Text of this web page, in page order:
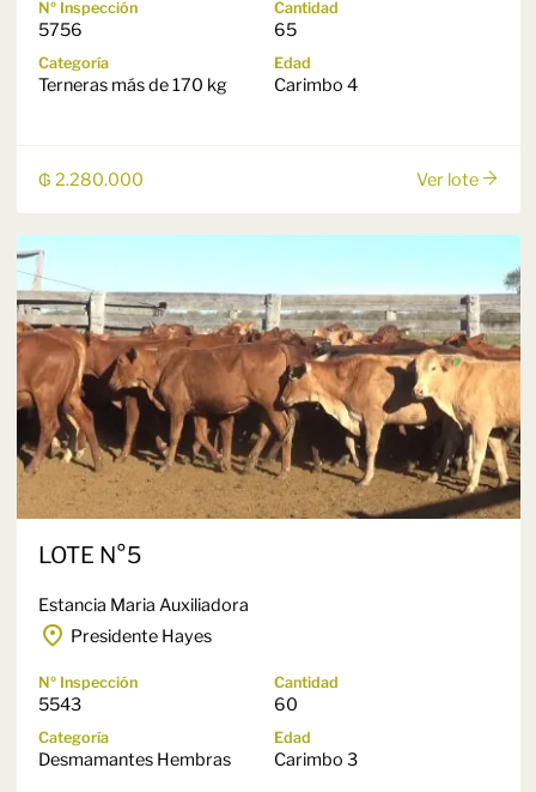
Nº Inspección
5756
Cantidad
65
Categoría
Terneras más de 170 kg
Edad
Carimbo 4
₲ 2.280.000 Ver lote
LOTE N°5
Estancia Maria Auxiliadora
Presidente Hayes
Nº Inspección
5543
Cantidad
60
Categoría
Desmamantes Hembras
Edad
Carimbo 3